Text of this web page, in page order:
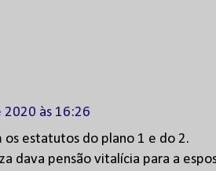
às 16:26
estatutos do plano 1 e do 2.
dava pensão vitalícia para a